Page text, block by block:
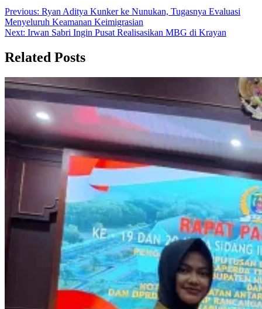
Previous: Ryan Aditya Kunker ke Nunukan, Tugasnya Evaluasi
Menyeluruh Keamanan Keimigrasian
Next: Irwan Sabri Ingin Pusat Realisasikan MBG di Krayan
Related Posts